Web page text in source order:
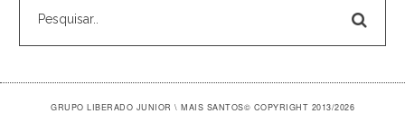
GRUPO LIBERADO JUNIOR \ MAIS SANTOS© COPYRIGHT 2013/2026